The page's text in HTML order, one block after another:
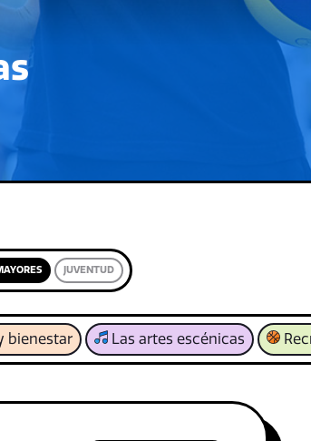
JUVENTUD
bienestar Las artes escénicas